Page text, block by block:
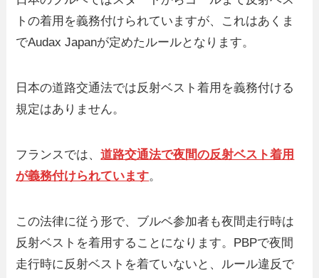
トの着用を義務付けられていますが、これはあくま
でAudax Japanが定めたルールとなります。
日本の道路交通法では反射ベスト着用を義務付ける
規定はありません。
フランスでは、道路交通法で夜間の反射ベスト着用
が義務付けられています。
この法律に従う形で、ブルベ参加者も夜間走行時は
反射ベストを着用することになります。PBPで夜間
走行時に反射ベストを着ていないと、ルール違反で